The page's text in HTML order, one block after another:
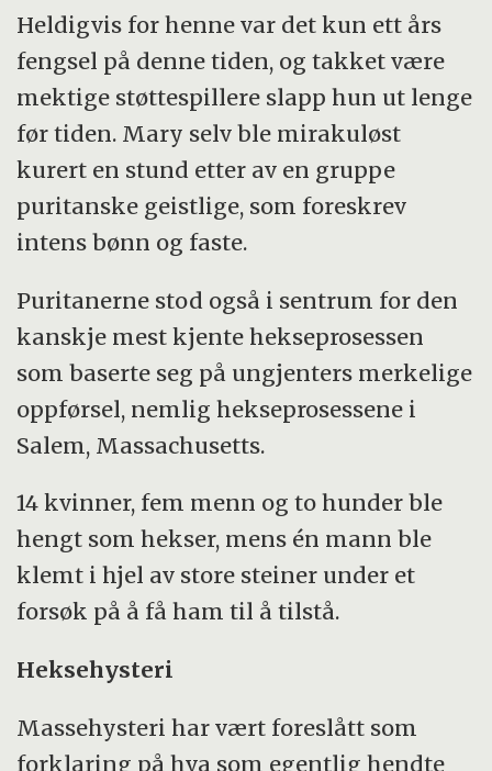
Heldigvis for henne var det kun ett års
fengsel på denne tiden, og takket være
mektige støttespillere slapp hun ut lenge
før tiden. Mary selv ble mirakuløst
kurert en stund etter av en gruppe
puritanske geistlige, som foreskrev
intens bønn og faste.
Puritanerne stod også i sentrum for den
kanskje mest kjente hekseprosessen
som baserte seg på ungjenters merkelige
oppførsel, nemlig hekseprosessene i
Salem, Massachusetts.
14 kvinner, fem menn og to hunder ble
hengt som hekser, mens én mann ble
klemt i hjel av store steiner under et
forsøk på å få ham til å tilstå.
Heksehysteri
Massehysteri har vært foreslått som
forklaring på hva som egentlig hendte